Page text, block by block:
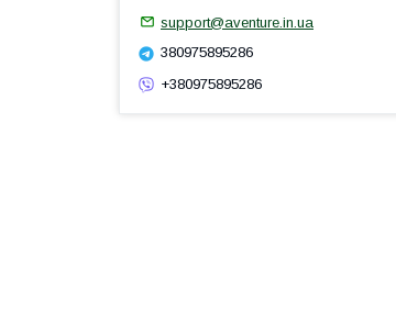
support@aventure.in.ua
380975895286
+380975895286